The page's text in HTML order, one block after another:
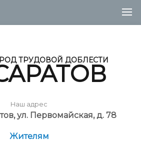
ТРУДОВОЙ ДОБЛЕСТИ
Наш адрес
ул. Первомайская, д. 78
Жителям